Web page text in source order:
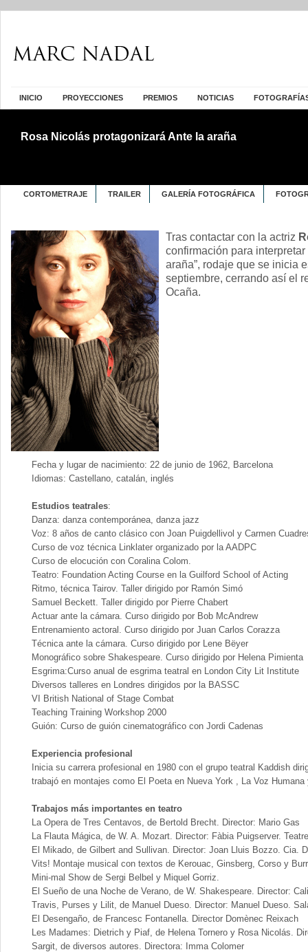
INICIO PROYECCIONES PREMIOS NOTICIAS
Rosa Nicolás protagonizará Ante la araña
CORTOMETRAJE TRAILER GALERÍA FOTOGRÁFICA
Tras contactar con la actriz
confirmación para
araña”, rodaje que se inicia
septiembre, cerrando así el
Ocaña.
Fecha y lugar de nacimiento: 22 de junio de 1962, Barcelona
Idiomas: Castellano, catalán, inglés
Estudios teatrales:
Danza: danza contemporánea, danza jazz
Voz: 8 años de canto clásico con Joan Puigdellivol y Carmen
Curso de voz técnica Linklater organizado por la AADPC
Curso de elocución con Coralina Colom.
Teatro: Foundation Acting Course en la Guilford School of Acting
Ritmo, técnica Tairov. Taller dirigido por Ramón Simó
Samuel Beckett. Taller dirigido por Pierre Chabert
Actuar ante la cámara. Curso dirigido por Bob McAndrew
Entrenamiento actoral. Curso dirigido por Juan Carlos Corazza
Técnica ante la cámara. Curso dirigido por Lene Bëyer
Monográfico sobre Shakespeare. Curso dirigido por Helena Pimienta
Esgrima:Curso anual de esgrima teatral en London City Lit Institute
Diversos talleres en Londres dirigidos por la BASSC
VI British National of Stage Combat
Teaching Training Workshop 2000
Guión: Curso de guión cinematográfico con Jordi Cadenas
Experiencia profesional
Inicia su carrera profesional en 1980 con el grupo teatral Kaddish
trabajó en montajes como El Poeta en Nueva York , La Voz
Trabajos más importantes en teatro
La Opera de Tres Centavos, de Bertold Brecht. Director: Mario Gas
La Flauta Mágica, de W. A. Mozart. Director: Fàbia Puigserver.
El Mikado, de Gilbert and Sullivan. Director: Joan Lluis Bozzo. Cia.
Vits! Montaje musical con textos de Kerouac, Ginsberg, Corso y
Mini-mal Show de Sergi Belbel y Miquel Gorriz.
El Sueño de una Noche de Verano, de W. Shakespeare. Director:
Travis, Purses y Lilit, de Manuel Dueso. Director: Manuel Dueso.
El Desengaño, de Francesc Fontanella. Director Domènec Reixach
Les Madames: Dietrich y Piaf, de Helena Tornero y Rosa Nicolás.
Sargit, de diversos autores. Directora: Imma Colomer